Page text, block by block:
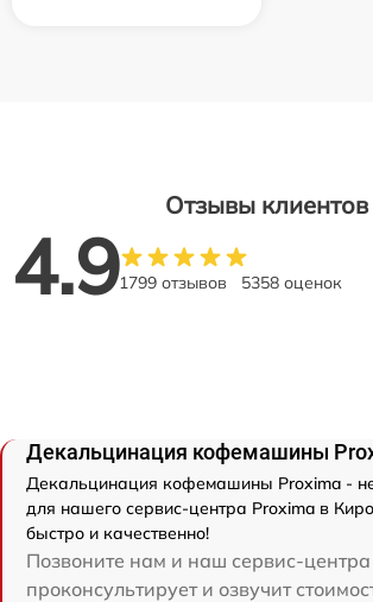
Отзывы клиентов
4.91799 отзывов 5358 оценок
Декальцинация кофемашины
Декальцинация кофемашины Proxima -
для нашего сервис-центра Proxima в
быстро и качественно!
Позвоните нам и наш сервис-центра
проконсультирует и озвучит